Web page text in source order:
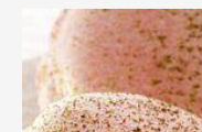
Macaron
Zéphyr™
Matcha/Griotte